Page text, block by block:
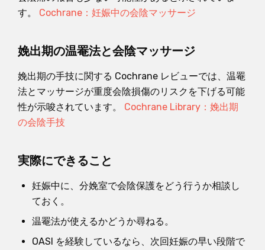
す。 Cochrane：妊娠中の会陰マッサージ
娩出期の温罨法と会陰マッサージ
娩出期の手技に関する Cochrane レビューでは、温罨
法とマッサージが重度会陰損傷のリスクを下げる可能
性が示唆されています。 Cochrane Library：娩出期
の会陰手技
実際にできること
妊娠中に、分娩室で会陰保護をどう行うか相談し
ておく。
温罨法が使えるかどうか尋ねる。
OASI を経験しているなら、次回妊娠の早い段階で